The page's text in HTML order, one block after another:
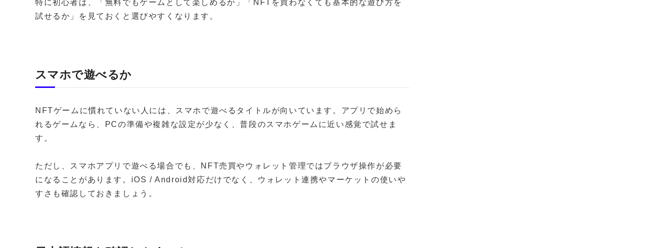
特に初心者は、「無料でもゲームとして楽しめるか」「NFTを買わなくても基本的な遊び方を
試せるか」を見ておくと選びやすくなります。
スマホで遊べるか
NFTゲームに慣れていない人には、スマホで遊べるタイトルが向いています。アプリで始めら
れるゲームなら、PCの準備や複雑な設定が少なく、普段のスマホゲームに近い感覚で試せま
す。
ただし、スマホアプリで遊べる場合でも、NFT売買やウォレット管理ではブラウザ操作が必要
になることがあります。iOS / Android対応だけでなく、ウォレット連携やマーケットの使いや
すさも確認しておきましょう。